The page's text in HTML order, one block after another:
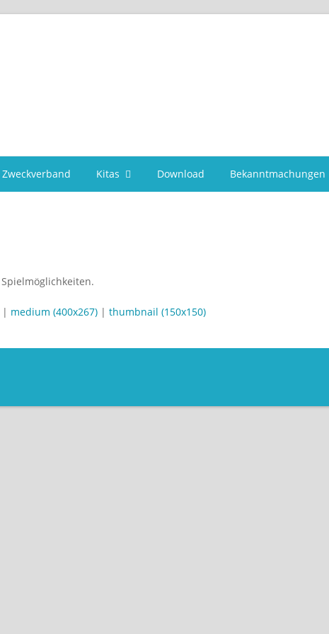
Zweckverband Kitas Download Bekanntmachungen
| medium (400x267) | thumbnail (150x150)